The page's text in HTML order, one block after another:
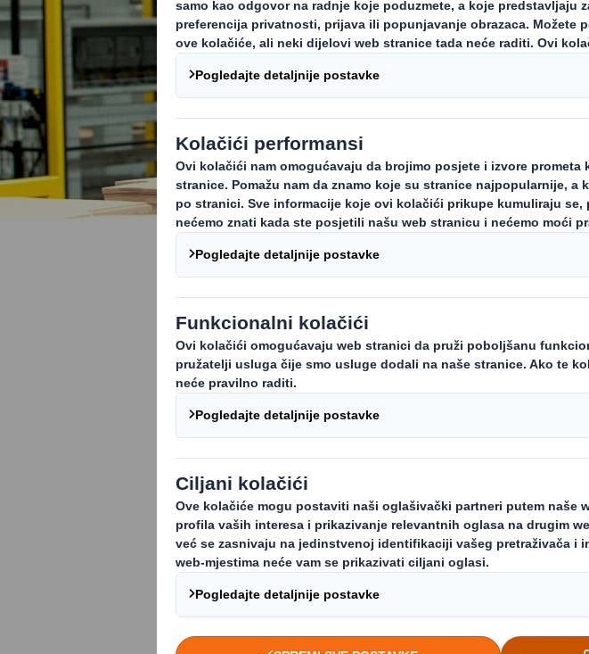
Ljudi i zajednica
Stvaramo sigurno, raznoliko i
imamo aktivnu ulogu u našim
Kružno gospodarstvo je široki sustav za
poboljšanje naše ekološke održivosti,
kakve sustavne promjene, tranzicija
raspodjelu koristi.